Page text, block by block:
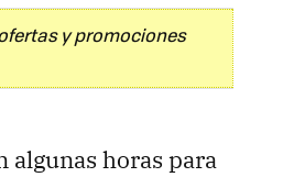
y promociones
algunas horas para